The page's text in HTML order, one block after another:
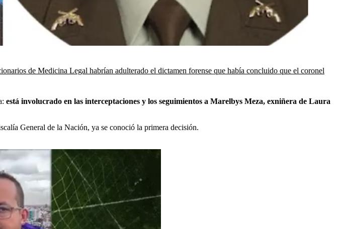
de Medicina Legal habrían adulterado el dictamen forense que había concluido que el coronel
está involucrado en las interceptaciones y los seguimientos a Marelbys Meza, exniñera de Laura
General de la Nación, ya se conoció la primera decisión.